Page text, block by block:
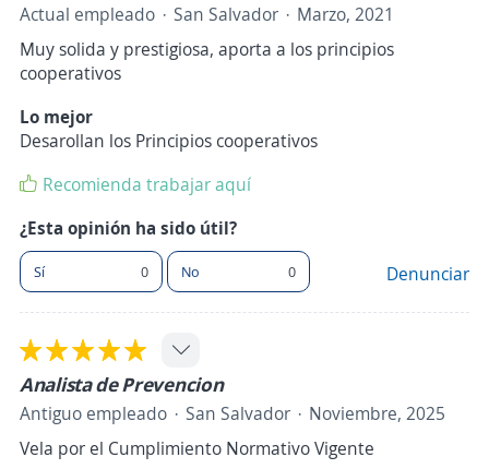
Actual empleado San Salvador
Marzo, 2021
Muy solida y prestigiosa, aporta a los principios
cooperativos
Lo mejor
Desarollan los Principios cooperativos
Recomienda trabajar aquí
¿Esta opinión ha sido útil?
Sí 0 No 0 Denunciar
Analista de Prevencion
Antiguo empleado San Salvador
Noviembre, 2025
Vela por el Cumplimiento Normativo Vigente